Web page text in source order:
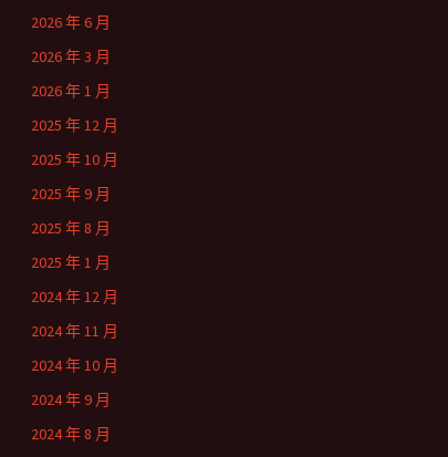
2026 年 6 月
2026 年 3 月
2026 年 1 月
2025 年 12 月
2025 年 10 月
2025 年 9 月
2025 年 8 月
2025 年 1 月
2024 年 12 月
2024 年 11 月
2024 年 10 月
2024 年 9 月
2024 年 8 月